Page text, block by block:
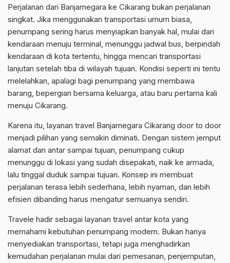
Perjalanan dari Banjarnegara ke Cikarang bukan perjalanan
singkat. Jika menggunakan transportasi umum biasa,
penumpang sering harus menyiapkan banyak hal, mulai dari
kendaraan menuju terminal, menunggu jadwal bus, berpindah
kendaraan di kota tertentu, hingga mencari transportasi
lanjutan setelah tiba di wilayah tujuan. Kondisi seperti ini tentu
melelahkan, apalagi bagi penumpang yang membawa
barang, bepergian bersama keluarga, atau baru pertama kali
menuju Cikarang.
Karena itu, layanan travel Banjarnegara Cikarang door to door
menjadi pilihan yang semakin diminati. Dengan sistem jemput
alamat dan antar sampai tujuan, penumpang cukup
menunggu di lokasi yang sudah disepakati, naik ke armada,
lalu tinggal duduk sampai tujuan. Konsep ini membuat
perjalanan terasa lebih sederhana, lebih nyaman, dan lebih
efisien dibanding harus mengatur semuanya sendiri.
Travele hadir sebagai layanan travel antar kota yang
memahami kebutuhan penumpang modern. Bukan hanya
menyediakan transportasi, tetapi juga menghadirkan
kemudahan perjalanan mulai dari pemesanan, penjemputan,